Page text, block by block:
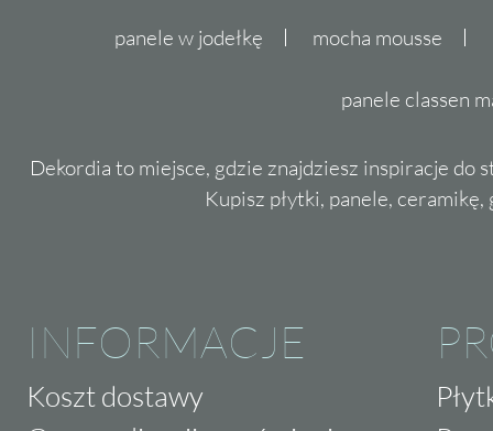
panele w jodełkę mocha mousse
panele classen
Dekordia to miejsce, gdzie znajdziesz inspiracje do
Kupisz płytki, panele,
INFORMACJE
Koszt dostawy